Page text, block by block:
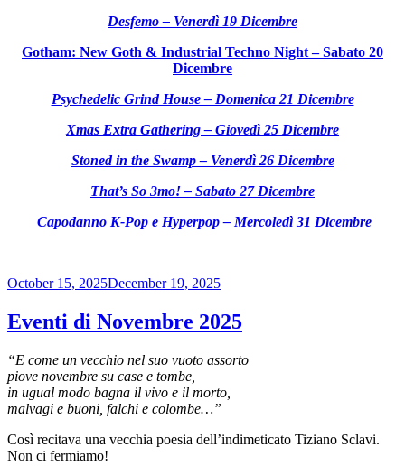
Desfemo – Venerdì 19 Dicembre
Gotham: New Goth & Industrial Techno Night – Sabato 20
Dicembre
Psychedelic Grind House – Domenica 21 Dicembre
Xmas Extra Gathering – Giovedì 25 Dicembre
Stoned in the Swamp – Venerdì 26 Dicembre
That’s So 3mo! – Sabato 27 Dicembre
Capodanno K-Pop e Hyperpop – Mercoledì 31 Dicembre
Posted
October 15, 2025December 19, 2025
Eventi di Novembre 2025
“E come un vecchio nel suo vuoto assorto
piove novembre su case e tombe,
in ugual modo bagna il vivo e il morto,
malvagi e buoni, falchi e colombe…”
Così recitava una vecchia poesia dell’indimeticato Tiziano Sclavi.
Non ci fermiamo!